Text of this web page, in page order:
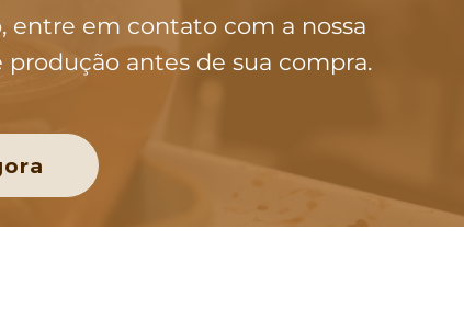
entre em contato com a nossa
antes de sua compra.